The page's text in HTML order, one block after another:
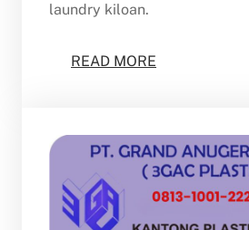
laundry kiloan.
READ MORE